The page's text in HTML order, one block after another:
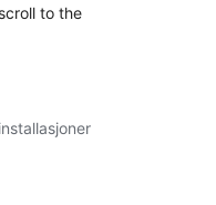
to the